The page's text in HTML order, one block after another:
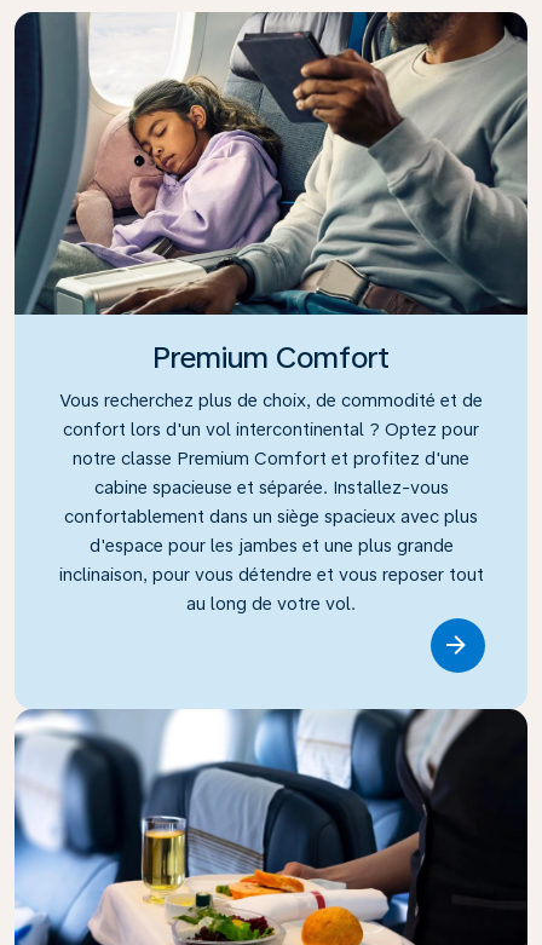
Premium Comfort
Vous recherchez plus de choix, de commodité et de
confort lors d'un vol intercontinental ? Optez pour
notre classe Premium Comfort et profitez d'une
cabine spacieuse et séparée. Installez-vous
confortablement dans un siège spacieux avec plus
d'espace pour les jambes et une plus grande
inclinaison, pour vous détendre et vous reposer tout
au long de votre vol.